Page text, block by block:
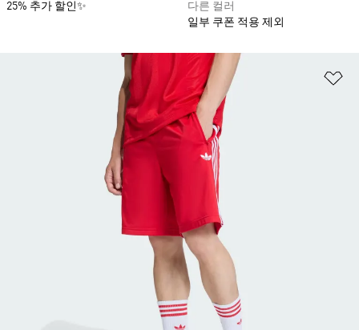
25% 추가 할인✨
다른 컬러
일부 쿠폰 적용 제외